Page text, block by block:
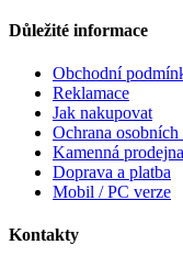
Důležité informace
Obchodní
Reklamace
Jak nakupovat
Ochrana osobních
Kamenná prodejna
Doprava a platba
Mobil / PC verze
Kontakty